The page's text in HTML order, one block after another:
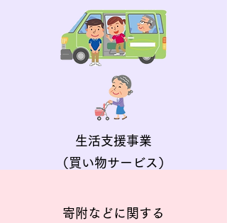
生活支援事業
​（買い物サービス）
寄附などに関する